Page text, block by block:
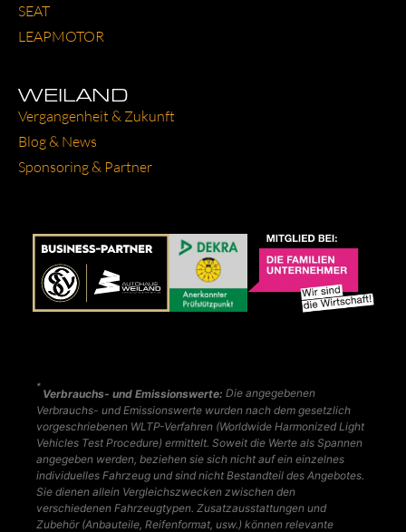
SEAT
LEAP­MO­TOR
WEILAND
Ver­gan­gen­heit & Zukunft
Blog & News
Spon­so­ring & Part­ner
*
Verbrauchs- und Emissionswerte: Die angegebenen
Verbrauchs- und Emissionswerte wurden nach dem gesetzlich
vorgeschriebenen WLTP-Verfahren (Worldwide Harmonized Light
Vehicles Test Procedure) ermittelt. Soweit die Werte als Spannen
angegeben werden, beziehen sie sich nicht auf ein einzelnes
individuelles Fahrzeug und sind nicht Bestandteil des Angebotes.
Sie dienen allein Vergleichszwecken zwischen den
verschiedenen Fahrzeugtypen. Zusatzausstattungen und
Zubehör (Anbauteile, Reifenformat, usw.) können relevante